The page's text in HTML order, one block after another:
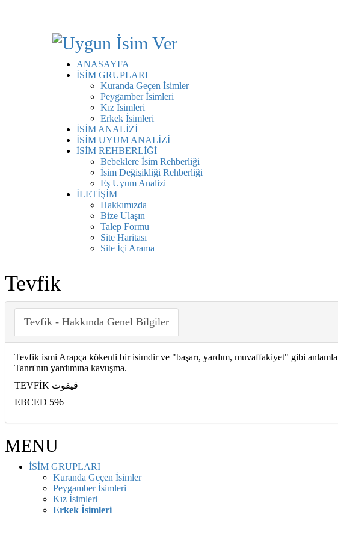
ANASAYFA
İSİM GRUPLARI
Kuranda Geçen İsimler
Peygamber İsimleri
Kız İsimleri
Erkek İsimleri
İSİM ANALİZİ
İSİM UYUM ANALİZİ
İSİM REHBERLİĞİ
Bebeklere İsim Rehberliği
İsim Değişikliği Rehberliği
Eş Uyum Analizi
İLETİŞİM
Hakkımızda
Bize Ulaşın
Talep Formu
Site Haritası
Site İçi Arama
Tevfik
Tevfik - Hakkında Genel Bilgiler
Tevfik ismi Arapça kökenli bir isimdir ve "başarı, yardım, muvaffakiyet" gibi
Tanrı'nın yardımına kavuşma.
TEVFİK قيفوت
EBCED 596
MENU
İSİM GRUPLARI
Kuranda Geçen İsimler
Peygamber İsimleri
Kız İsimleri
Erkek İsimleri